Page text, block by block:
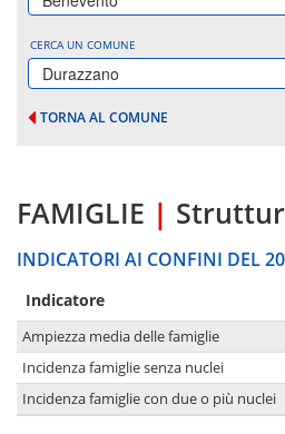
CERCA UN COMUNE
Durazzano
TORNA AL COMUNE
FAMIGLIE |
INDICATORI AI CONFINI DEL
Indicatore
Ampiezza media delle famiglie
Incidenza famiglie senza nuclei
Incidenza famiglie con due o più nuclei